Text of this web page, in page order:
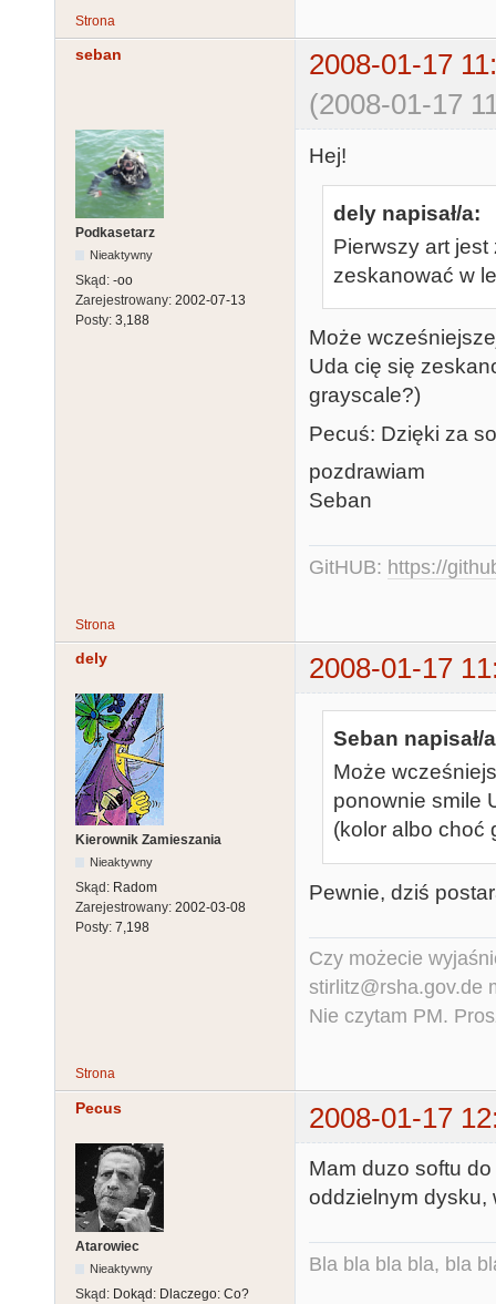
Strona
seban
2008-01-17
(2008-01-17
Podkasetarz
Nieaktywny
Skąd: -oo
Zarejestrowany: 2002-07-13
Posty: 3,188
Hej!
dely napisał/a:
Pierwszy art
zeskanować w
Może
Uda cię się
grayscale?)
Pecuś: Dzięki za
pozdrawiam
Seban
GitHUB: https://
Strona
dely 2008-01-17
Kierownik Zamieszania
Nieaktywny
Skąd: Radom
Zarejestrowany: 2002-03-08
Posty: 7,198
Seban napisał/
Może
ponownie smile
(kolor albo choć
Pewnie, dziś
Czy możecie
stirlitz@rsha.gov.de
Nie czytam PM.
Strona
Pecus 2008-01-17
Atarowiec
Nieaktywny
Skąd: Dokąd: Dlaczego: Co?
Mam duzo softu
oddzielnym dysku,
Bla bla bla bla, bla